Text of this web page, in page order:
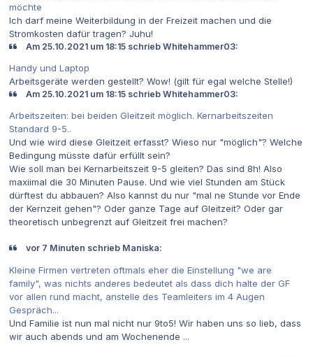
möchte
Ich darf meine Weiterbildung in der Freizeit machen und die
Stromkosten dafür tragen? Juhu!
Am 25.10.2021 um 18:15 schrieb Whitehammer03:
Handy und Laptop
Arbeitsgeräte werden gestellt? Wow! (gilt für egal welche Stelle!)
Am 25.10.2021 um 18:15 schrieb Whitehammer03:
Arbeitszeiten: bei beiden Gleitzeit möglich. Kernarbeitszeiten
Standard 9-5..
Und wie wird diese Gleitzeit erfasst? Wieso nur "möglich"? Welche
Bedingung müsste dafür erfüllt sein?
Wie soll man bei Kernarbeitszeit 9-5 gleiten? Das sind 8h! Also
maxiimal die 30 Minuten Pause. Und wie viel Stunden am Stück
dürftest du abbauen? Also kannst du nur "mal ne Stunde vor Ende
der Kernzeit gehen"? Oder ganze Tage auf Gleitzeit? Oder gar
theoretisch unbegrenzt auf Gleitzeit frei machen?
vor 7 Minuten schrieb Maniska:
Kleine Firmen vertreten oftmals eher die Einstellung "we are
family", was nichts anderes bedeutet als dass dich halte der GF
vor allen rund macht, anstelle des Teamleiters im 4 Augen
Gespräch...
Und Familie ist nun mal nicht nur 9to5! Wir haben uns so lieb, dass
wir auch abends und am Wochenende ...